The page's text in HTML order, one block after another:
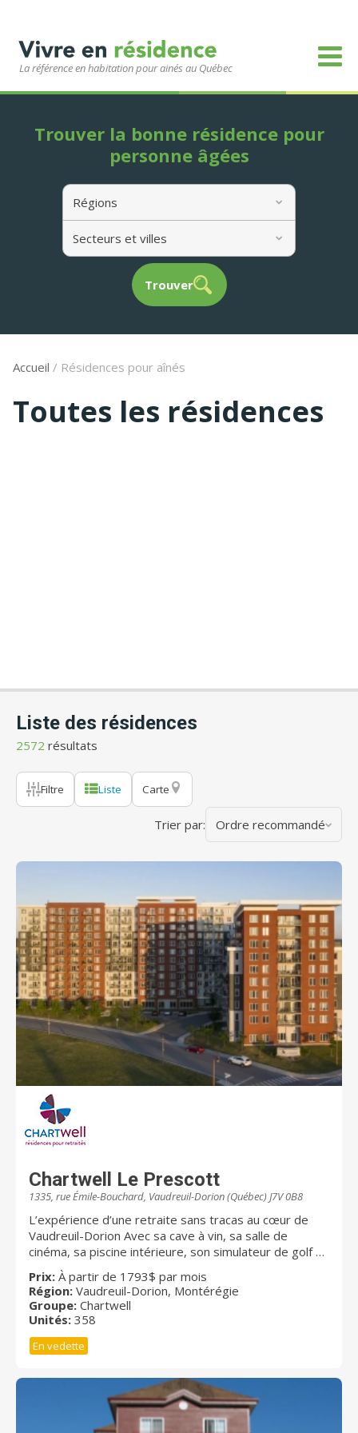
La référence en habitation pour ainés au Québec
Régions
Secteurs et villes
Trouver
Trouver la bonne résidence pour
personne âgées
Accueil / Résidences pour aînés
Toutes les résidences
Liste des résidences
2572 résultats
Filtre Liste Carte
Trier par: Ordre recommandé
Chartwell Le Prescott
1335, rue Émile-Bouchard, Vaudreuil-Dorion (Québec) J7V 0B8
L’expérience d’une retraite sans tracas au cœur de
Vaudreuil-Dorion Avec sa cave à vin, sa salle de
cinéma, sa piscine intérieure, son simulateur de golf et
son café Internet, Chartwell Le Prescott donne autant
d’occasions aux résidents de socialiser entre eux que
de se détendre dans un environnement paisible.
Notre résidence vous offre un vaste choix de studios
délicieux et nutritifs sont servis au quotidien dans
procurant ainsi des moments de répit pour savourer
les plaisirs de table sans aucune tâche à accomplir.
Nous proposons également un service d’entretien
ménager mensuel et des services additionnels pour
Prix: À partir de 1793$ par mois
Région: Vaudreuil-Dorion, Montérégie
Groupe: Chartwell
Unités: 358
En vedette